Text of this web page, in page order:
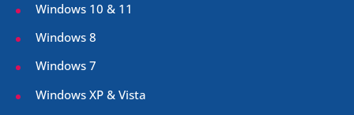
Windows 10 & 11
Windows 8
Windows 7
Windows XP & Vista